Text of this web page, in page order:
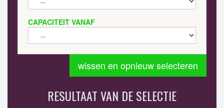
CAPACITEIT VANAF
wissen en opnieuw selecteren
RESULTAAT VAN DE SELECTIE